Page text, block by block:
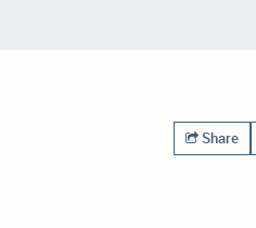
Share